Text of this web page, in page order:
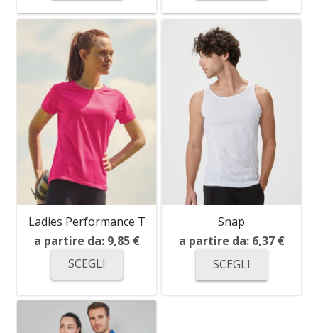
Ladies Performance T
a partire da: 9,85 €
SCEGLI
Snap
a partire da: 6,37 €
SCEGLI